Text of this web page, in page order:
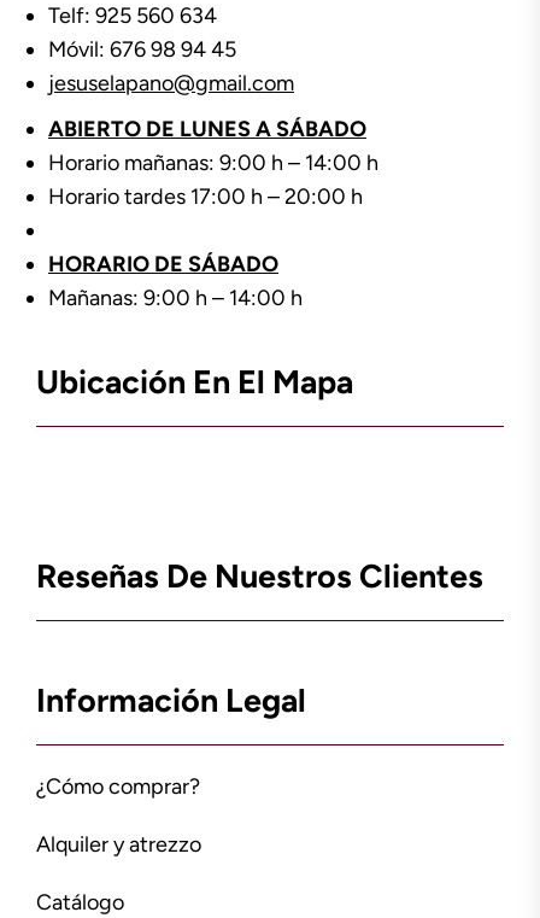
Telf: 925 560 634
Móvil: 676 98 94 45
jesuselapano@gmail.com
ABIERTO DE LUNES A SÁBADO
Horario mañanas: 9:00 h – 14:00 h
Horario tardes 17:00 h – 20:00 h
HORARIO DE SÁBADO
Mañanas: 9:00 h – 14:00 h
Ubicación En El Mapa
Reseñas De Nuestros Clientes
Información Legal
¿Cómo comprar?
Alquiler y atrezzo
Catálogo